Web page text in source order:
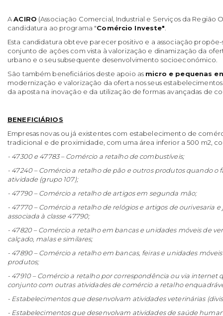
AACIRO (Associação Comercial, Industrial e Serviços da Região
candidatura ao programa "Comércio Investe"
Esta candidatura obteve parecer positivo e a associação
conjunto de ações com vista à valorização e dinamização da
urbano e o seu subsequente desenvolvimento socioeconómico.
São também beneficiários deste apoio as micro e pequenas
modernização e valorização da oferta nos seus
da aposta na inovação e da utilização de formas avançadas de
BENEFICIÁRIOS
Empresas novas ou já existentes com estabelecimento de
tradicional e de proximidade, com uma área inferior a 500 m2 ,
- 47300 e 47783 – Comércio a retalho de combustíveis;
- 47240 – Comércio a retalho de pão e outros produtos quando o
atividade (grupo 107);
- 47790 – Comércio a retalho de artigos em segunda mão;
- 47770 – Comércio a retalho de relógios e artigos de ourivesaria
associada à classe 47790;
- 47820 – Comércio a retalho em bancas e unidades móveis de
calçado, malas e similares;
- 47890 – Comércio a retalho em bancas, feiras e unidades
produtos;
- 47910 – Comércio a retalho por correspondência ou via internet
conjunto com outras atividades de comércio a retalho
- Estabelecimentos que desenvolvam atividades veterinárias
- Estabelecimentos que desenvolvam atividades de saúde